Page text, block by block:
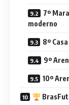
7º
moderno
8º
9º
10º